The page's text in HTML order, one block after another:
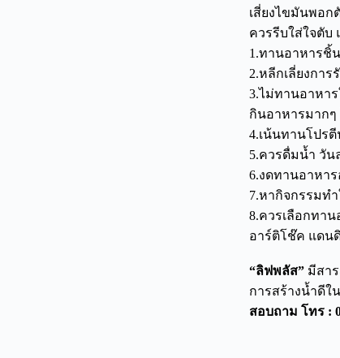
เสี่ยงไขมันพอก
ควรรีบใส่ใจตับ
1.ทานอาหารชิ้
2.หลีกเลี่ยงกา
3.ไม่ทานอาหา
กินอาหารมากๆ
4.เน้นทานโปรตี
5.ควรดื่มน้ำ วัน
6.งดทานอาหา
7.หากิจกรรมท
8.ควรเลือกทา
อาร์ติโช๊ค แดน
“ลิฟพลัส” มีสา
การสร้างน้ำดีใ
สอบถาม โทร :